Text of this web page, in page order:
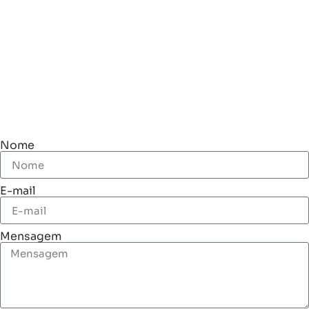
Nome
E-mail
Mensagem